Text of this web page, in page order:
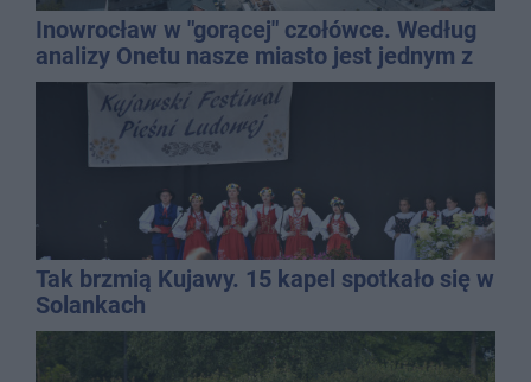
Inowrocław w "gorącej" czołówce. Według
analizy Onetu nasze miasto jest jednym z
najbardziej narażonych na upały
Tak brzmią Kujawy. 15 kapel spotkało się w
Solankach